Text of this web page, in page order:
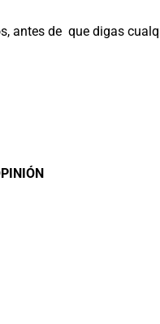
antes de que digas